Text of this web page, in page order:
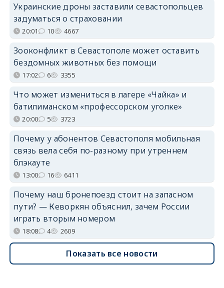
Украинские дроны заставили севастопольцев
задуматься о страховании
20:01 10 4667
Зооконфликт в Севастополе может оставить
бездомных животных без помощи
17:02 6 3355
Что может измениться в лагере «Чайка» и
батилиманском «профессорском уголке»
20:00 5 3723
Почему у абонентов Севастополя мобильная
связь вела себя по-разному при утреннем
блэкауте
13:00 16 6411
Почему наш бронепоезд стоит на запасном
пути? — Кеворкян объяснил, зачем России
играть вторым номером
18:08 4 2609
Показать все новости